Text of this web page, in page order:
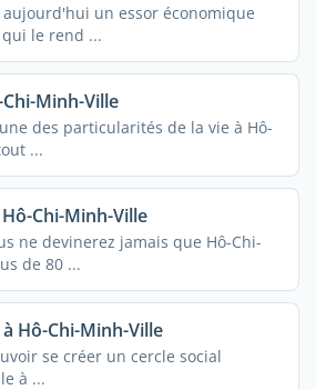
un essor économique
le rend ...
Minh-Ville
des particularités de la vie à Hô-
...
Chi-Minh-Ville
ne devinerez jamais que Hô-Chi-
de 80 ...
Hô-Chi-Minh-Ville
se créer un cercle social
à ...